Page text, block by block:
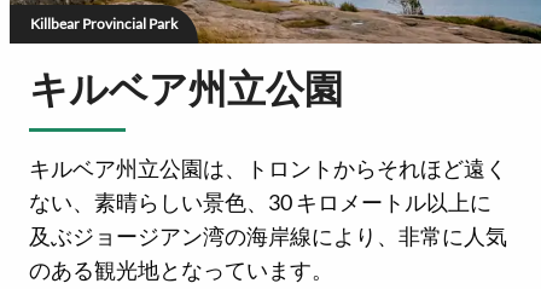
キルベア州立公園
キルベア州立公園は、トロントからそれほど遠く
ない、素晴らしい景色、30 キロメートル以上に
及ぶジョージアン湾の海岸線により、非常に人気
のある観光地となっています。
Killbear Provincial Park